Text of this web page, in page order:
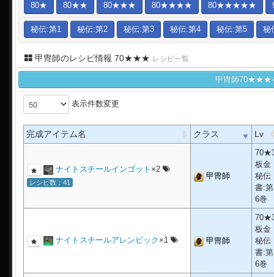
80★ 80★★ 80★★★ 80★★★★ 80★★★★★
秘伝:第1 秘伝:第2 秘伝:第3 秘伝:第4 秘伝:第5 秘
甲冑師のレシピ情報 70★★★ レシピ一覧
甲冑師70★★★
表示件数変更
完成アイテム名 クラス Lv
ナイトスチールインゴット ×2
レシピ数：41
甲冑師
板金
秘伝
書:第
6巻
ナイトスチールアレンビック ×1 甲冑師
板金
秘伝
書:第
6巻